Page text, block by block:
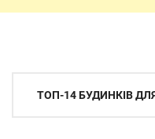
Навігація
ТОП-14 БУДИНКІВ